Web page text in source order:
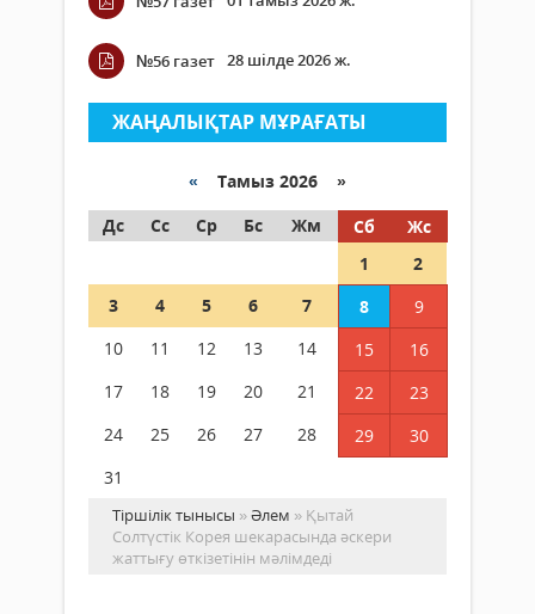
№56 газет 28 шілде 2026 ж.
ЖАҢАЛЫҚТАР МҰРАҒАТЫ
« Тамыз 2026 »
Дс
Сс Ср Бс Жм Сб
Жс
1
2
3
4 5 6 7 8
9
10
11 12 13 14 15
16
17
18 19 20 21 22
23
24
25 26 27 28 29
30
31
Тіршілік тынысы »Әлем » Қытай
Солтүстік Корея шекарасында әскери
жаттығу өткізетінін мәлімдеді